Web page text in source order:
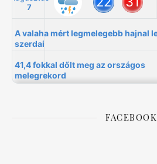
FACEBOOK